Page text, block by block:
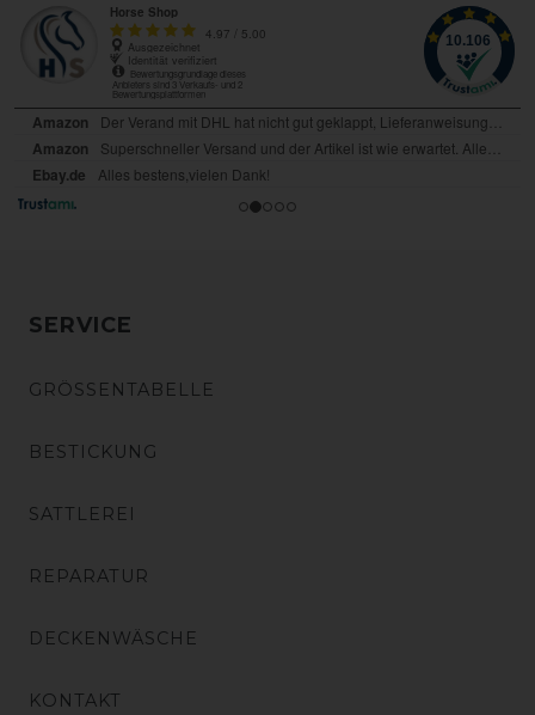
SERVICE
GRÖSSENTABELLE
BESTICKUNG
SATTLEREI
REPARATUR
DECKENWÄSCHE
KONTAKT